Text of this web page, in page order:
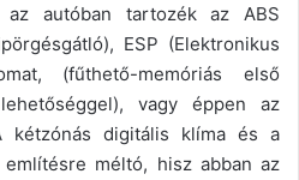
az autóban tartozék az ABS
ESP (Elektronikus
(fűthető-memóriás első
vagy éppen az
kétzónás digitális klíma és a
méltó, hisz abban az